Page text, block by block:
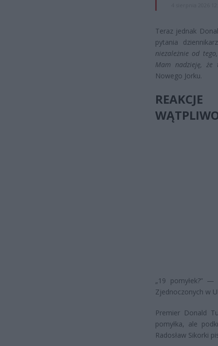
Teraz jednak
pytania
niezależnie od
Mam nadzieję, że
Nowego Jorku.
„19 pomyłek?”
Zjednoczonych w
Premier Donald
pomyłka, ale
Radosław Sikorki